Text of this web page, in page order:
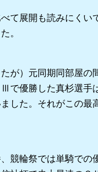
て展開も読みにくい
。
が）元同期同部屋の
で優勝した真杉選手
した。それがこの最
競輪祭では単騎での